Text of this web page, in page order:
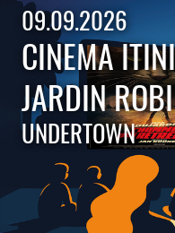
09.09.2026
CINEMA
JARDIN
UNDERTOWN